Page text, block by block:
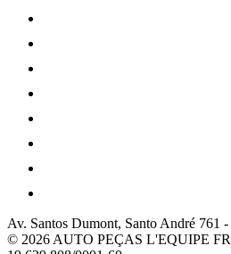
Av. Santos Dumont, Santo André 761 -
© 2026 AUTO PEÇAS L'EQUIPE